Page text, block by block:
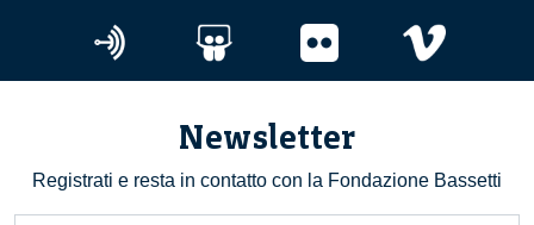
Newsletter
Registrati e resta in contatto con la Fondazione Bassetti